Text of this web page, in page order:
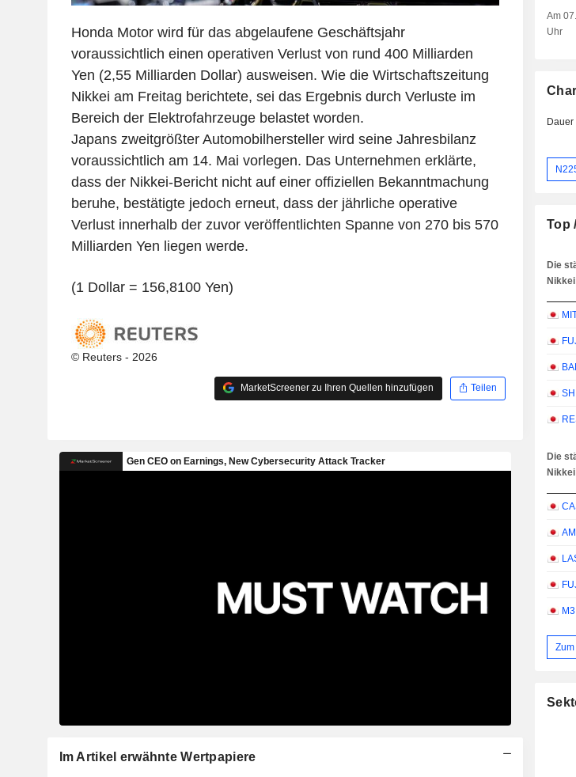
Honda Motor wird für das abgelaufene Geschäftsjahr
voraussichtlich einen operativen Verlust von rund 400 Milliarden
Yen (2,55 Milliarden Dollar) ausweisen. Wie die Wirtschaftszeitung
Nikkei am Freitag berichtete, sei das Ergebnis durch Verluste im
Bereich der Elektrofahrzeuge belastet worden.
Japans zweitgrößter Automobilhersteller wird seine Jahresbilanz
voraussichtlich am 14. Mai vorlegen. Das Unternehmen erklärte,
dass der Nikkei-Bericht nicht auf einer offiziellen Bekanntmachung
beruhe, bestätigte jedoch erneut, dass der jährliche operative
Verlust innerhalb der zuvor veröffentlichten Spanne von 270 bis 570
Milliarden Yen liegen werde.
(1 Dollar = 156,8100 Yen)
© Reuters - 2026
MarketScreener zu Ihren Quellen hinzufügen Teilen
Im Artikel erwähnte Wertpapiere
Am
Uhr
Dauer
Top
Die
Die